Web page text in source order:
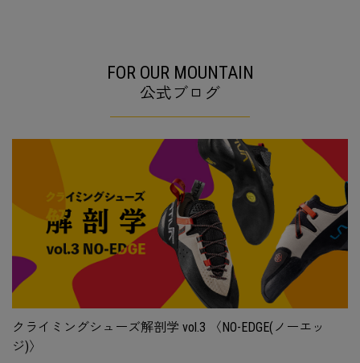
FOR OUR MOUNTAIN
公式ブログ
クライミングシューズ解剖学 vol.3 〈NO-EDGE(ノーエッ
ジ)〉